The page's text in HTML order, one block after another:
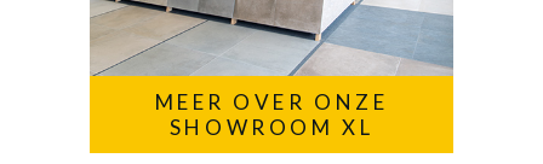
MEER OVER ONZE
SHOWROOM XL